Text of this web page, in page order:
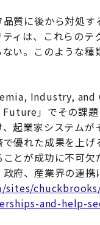
質に後から対処
ィは、これらの
い。このような
Industry,
」でその課題
起業家システム
優れた成果を上
とが成功に不可
府、産業界の連携
and-help-